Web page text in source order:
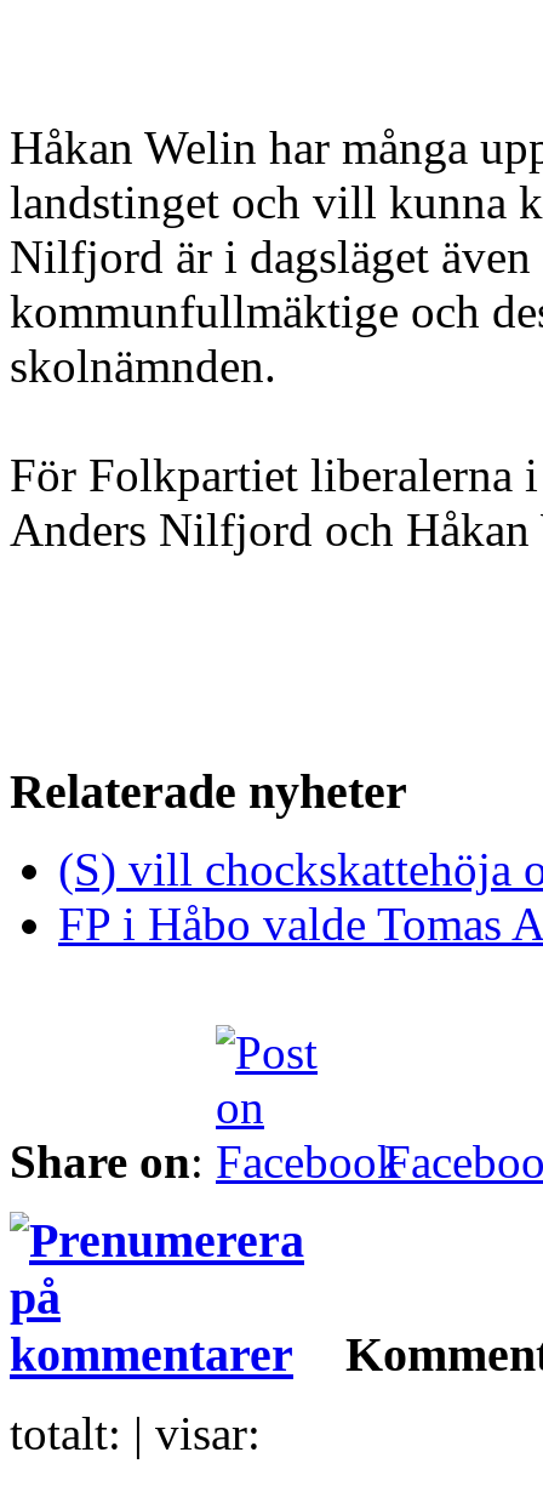
Håkan Welin har många
landstinget och vill kunna
Nilfjord är i dagsläget
kommunfullmäktige och
skolnämnden.
För Folkpartiet liberalerna
Anders Nilfjord och Håkan
Relaterade nyheter
(S) vill chockskattehöja
FP i Håbo valde Tomas
Share on:
totalt: | visar: